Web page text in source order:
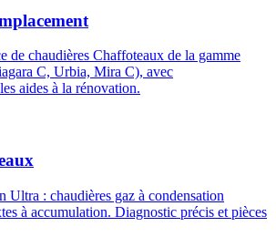
de chaudières Chaffoteaux de la gamme
C, Urbia, Mira C), avec
aides à la rénovation.
Ultra : chaudières gaz à condensation
à accumulation. Diagnostic précis et pièces